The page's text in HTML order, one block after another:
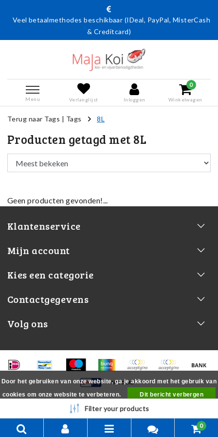
Veel betaalmethodes beschikbaar (IDeal, PayPal, MisterCash
& Creditcard)
Menu Verlanglijst Inloggen
0
Winkelwagen
Terug naar Tags | Tags 8L
Producten getagd met 8L
Geen producten gevonden!...
Klantenservice
Mijn account
Kies een categorie
Contactgegevens
Volg ons
Filter your products
0
Door het gebruiken van onze website, ga je akkoord met het gebruik van
cookies om onze website te verbeteren.
Dit bericht verbergen
Meer over cookies »